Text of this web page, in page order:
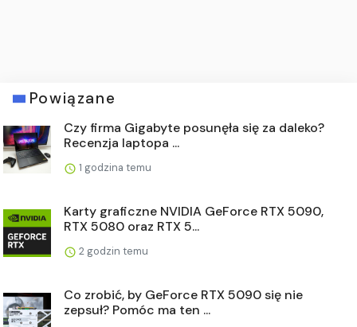
Powiązane
Czy firma Gigabyte posunęła się za daleko?
Recenzja laptopa ...
1 godzina temu
Karty graficzne NVIDIA GeForce RTX 5090,
RTX 5080 oraz RTX 5...
2 godzin temu
Co zrobić, by GeForce RTX 5090 się nie
zepsuł? Pomóc ma ten ...